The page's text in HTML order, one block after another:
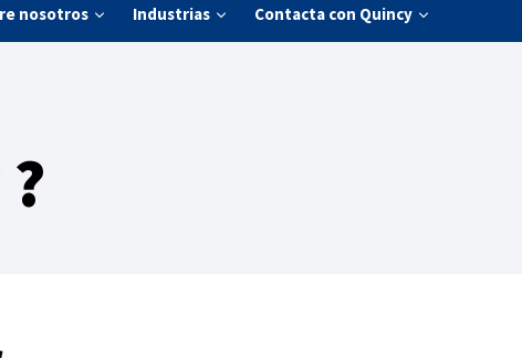
nosotros Industrias Contacta con Quincy
?